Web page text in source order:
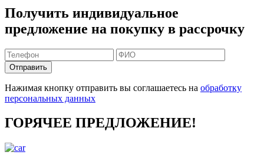
Получить индивидуальное
предложение на покупку в рассрочку
Отправить
Нажимая кнопку отправить вы соглашаетесь на обработку
персональных данных
ГОРЯЧЕЕ ПРЕДЛОЖЕНИЕ!